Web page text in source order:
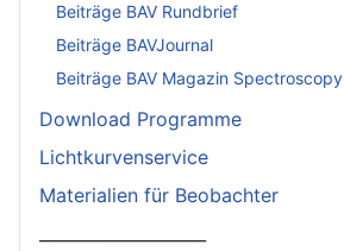
Beiträge BAV Rundbrief
Beiträge BAVJournal
Beiträge BAV Magazin Spectroscopy
Download Programme
Lichtkurvenservice
Materialien für Beobachter